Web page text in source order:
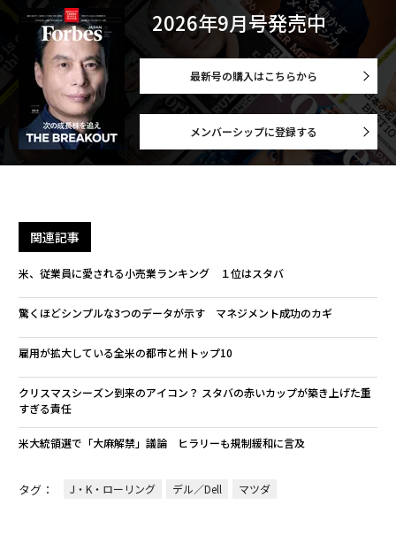
2026年9月号発売中
最新号の購入はこちらから
メンバーシップに登録する
関連記事
米、従業員に愛される小売業ランキング １位はスタバ
驚くほどシンプルな3つのデータが示す マネジメント成功のカギ
雇用が拡大している全米の都市と州トップ10
クリスマスシーズン到来のアイコン？ スタバの赤いカップが築き上げた重
すぎる責任
米大統領選で「大麻解禁」議論 ヒラリーも規制緩和に言及
タグ： J・K・ローリング デル／Dell マツダ